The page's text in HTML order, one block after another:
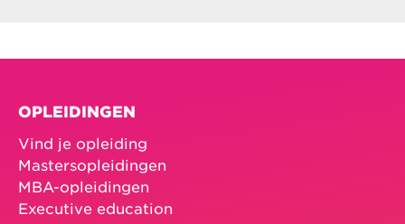
OPLEIDINGEN
Vind je opleiding
Mastersopleidingen
MBA-opleidingen
Executive education